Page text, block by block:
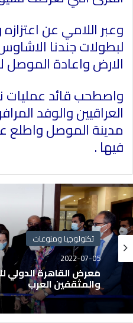
وعبر اللامي عن
لبطولات جندنا
الارض واعادة الموصل
واصطحب قائد عمليات
العراقيين والوفد
مدينة الموصل واطلع
فيها .
تكنولوجيا ومنوعات
2022-07-05
معرض القاهرة الدولي
والمثقفين العرب